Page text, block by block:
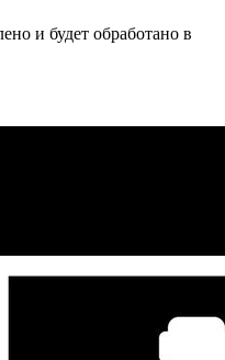
и будет обработано в